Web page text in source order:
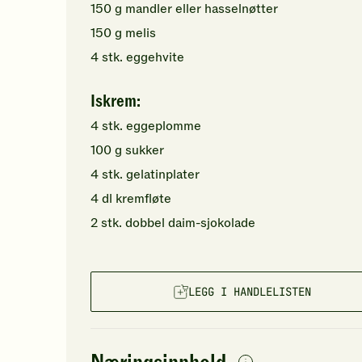
150g mandlereller hasselnøtter
150g melis
4stk. eggehvite
Iskrem:
4stk. eggeplomme
100g sukker
4stk. gelatinplater
4dl kremfløte
2stk. dobbel daim-sjokolade
LEGG I HANDLELISTEN